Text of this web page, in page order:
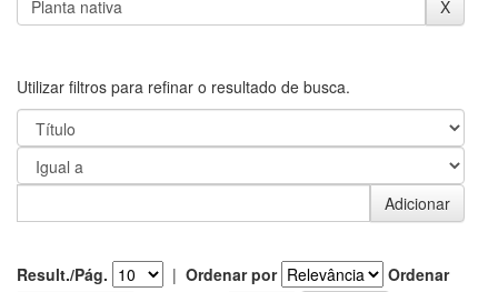
Utilizar filtros para refinar o resultado de busca.
Result./Pág. | Ordenar por
Ordenar